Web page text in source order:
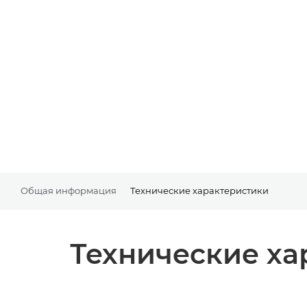
Общая информация Технические характеристики
Технические